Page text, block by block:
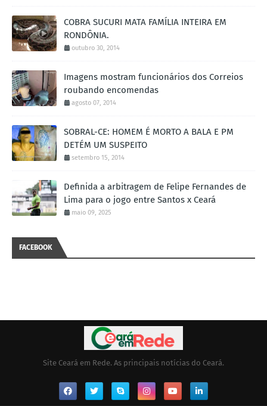
COBRA SUCURI MATA FAMÍLIA INTEIRA EM
RONDÔNIA.
outubro 30, 2014
Imagens mostram funcionários dos Correios
roubando encomendas
agosto 07, 2014
SOBRAL-CE: HOMEM É MORTO A BALA E PM
DETÉM UM SUSPEITO
setembro 15, 2014
Definida a arbitragem de Felipe Fernandes de
Lima para o jogo entre Santos x Ceará
maio 09, 2025
FACEBOOK
Site Ceará em Rede. As principais notícias do Ceará.